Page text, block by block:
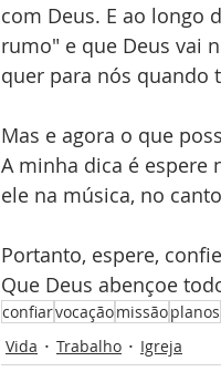
com Deus. E ao longo
rumo" e que Deus vai
quer para nós quando
Mas e agora o que
A minha dica é espere
ele na música, no
Portanto, espere,
Que Deus abençoe
confiarvocaçãomissãoplanos
Vida
Trabalho Igreja